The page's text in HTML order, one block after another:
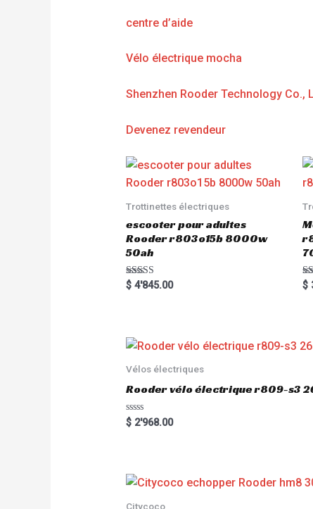
centre d’aide
Vélo électrique mocha
Shenzhen Rooder Technology Co.,
Devenez revendeur
Trottinettes électriques
escooter pour adultes
Rooder r803o15b 8000w
50ah
Rated
5.00
$4'845.00 $
Vélos électriques
Rooder vélo électrique r809-s3
R
a
o
u
o
$2'968.00
Citycoco